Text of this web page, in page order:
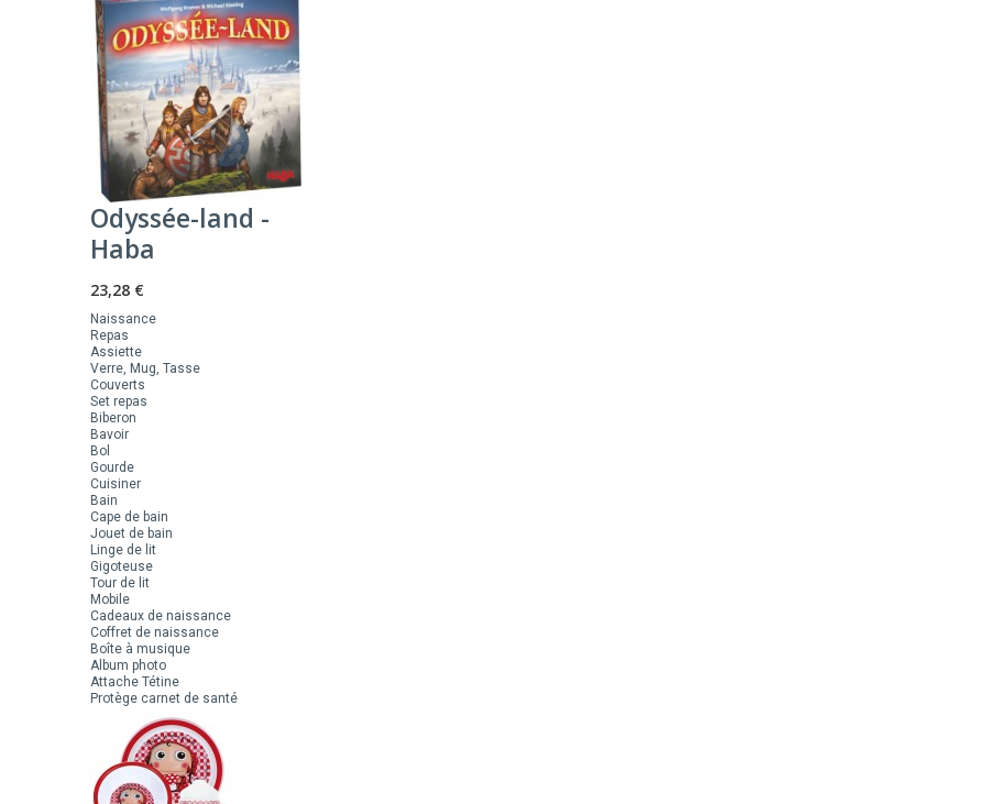
Odyssée-land -
Haba
23,28 €
Naissance
Repas
Assiette
Verre, Mug, Tasse
Couverts
Set repas
Biberon
Bavoir
Bol
Gourde
Cuisiner
Bain
Cape de bain
Jouet de bain
Linge de lit
Gigoteuse
Tour de lit
Mobile
Cadeaux de naissance
Coffret de naissance
Boîte à musique
Album photo
Attache Tétine
Protège carnet de santé